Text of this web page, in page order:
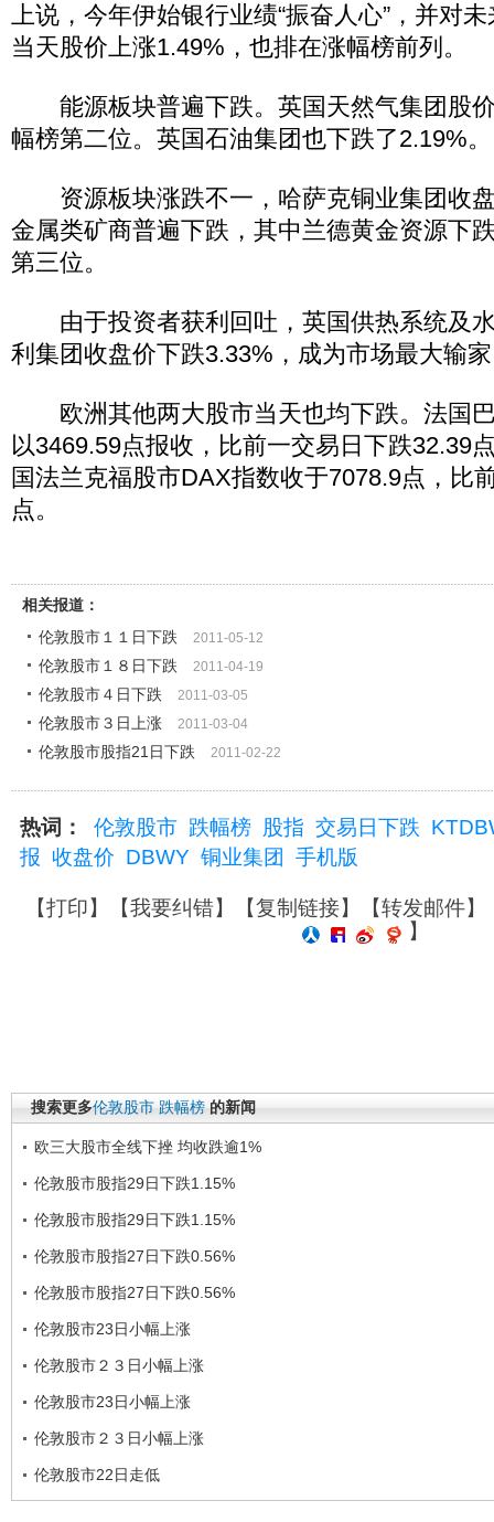
上说，今年伊始银行业绩“振奋人心”，并对
当天股价上涨1.49%，也排在涨幅榜前列。
能源板块普遍下跌。英国天然气集团股
幅榜第二位。英国石油集团也下跌了2.19%。
资源板块涨跌不一，哈萨克铜业集团收
金属类矿商普遍下跌，其中兰德黄金资源下
第三位。
由于投资者获利回吐，英国供热系统及
利集团收盘价下跌3.33%，成为市场最大输
欧洲其他两大股市当天也均下跌。法国
以3469.59点报收，比前一交易日下跌32.39
国法兰克福股市DAX指数收于7078.9点，比
点。
相关报道：
伦敦股市１１日下跌
2011-05-12
伦敦股市１８日下跌 2011-04-19
伦敦股市４日下跌 2011-03-05
伦敦股市３日上涨 2011-03-04
伦敦股市股指21日下跌 2011-02-22
热词： 伦敦股市 跌幅榜 股指 交易日下跌
报 收盘价 DBWY 铜业集团 手机版
【打印】【我要纠错】【复制链接】【转发邮件】
】
搜索更多伦敦股市 跌幅榜 的新闻
欧三大股市全线下挫 均收跌逾1%
伦敦股市股指29日下跌1.15%
伦敦股市股指29日下跌1.15%
伦敦股市股指27日下跌0.56%
伦敦股市股指27日下跌0.56%
伦敦股市23日小幅上涨
伦敦股市２３日小幅上涨
伦敦股市23日小幅上涨
伦敦股市２３日小幅上涨
伦敦股市22日走低